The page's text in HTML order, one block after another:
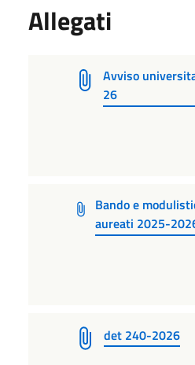
Allegati
Avviso
26
Bando e
aureati 2025-
det 240-2026